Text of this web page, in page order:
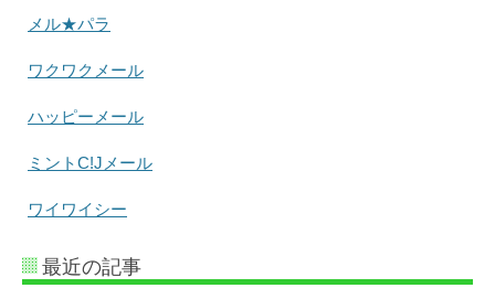
メル★パラ
ワクワクメール
ハッピーメール
ミントC!Jメール
ワイワイシー
最近の記事